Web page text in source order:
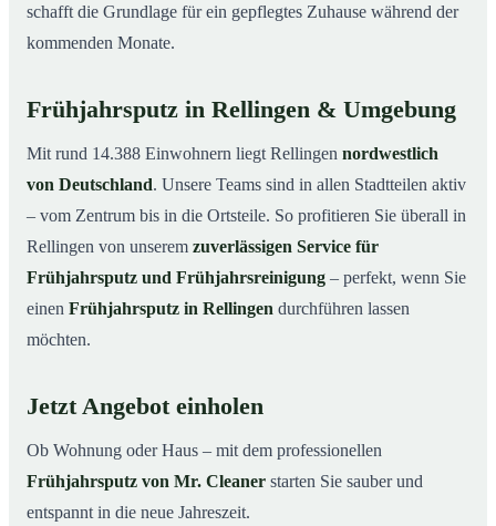
schafft die Grundlage für ein gepflegtes Zuhause während der
kommenden Monate.
Frühjahrsputz in Rellingen & Umgebung
Mit rund 14.388 Einwohnern liegt Rellingen nordwestlich
von Deutschland. Unsere Teams sind in allen Stadtteilen aktiv
– vom Zentrum bis in die Ortsteile. So profitieren Sie überall in
Rellingen von unserem zuverlässigen Service für
Frühjahrsputz und Frühjahrsreinigung – perfekt, wenn Sie
einen Frühjahrsputz in Rellingen durchführen lassen
möchten.
Jetzt Angebot einholen
Ob Wohnung oder Haus – mit dem professionellen
Frühjahrsputz von Mr. Cleaner starten Sie sauber und
entspannt in die neue Jahreszeit.